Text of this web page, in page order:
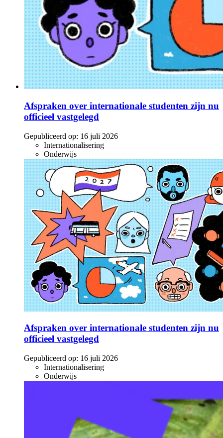
Afspraken over internationale studenten zijn nu
officieel vastgelegd
Gepubliceerd op: 16 juli 2026
Internationalisering
Onderwijs
Afspraken over internationale studenten zijn nu
officieel vastgelegd
Gepubliceerd op: 16 juli 2026
Internationalisering
Onderwijs